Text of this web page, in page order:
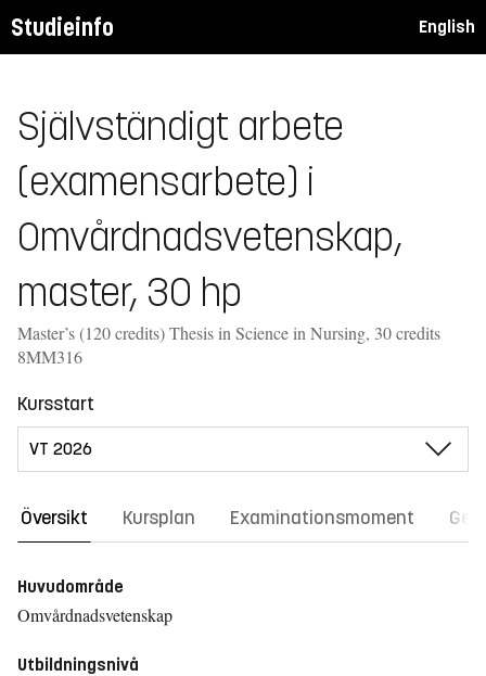
Studieinfo English
Självständigt arbete
(examensarbete) i
Omvårdnadsvetenskap,
master, 30 hp
Master’s (120 credits) Thesis in Science in Nursing, 30 credits
8MM316
Kursstart
Översikt Kursplan Examinationsmoment
Huvudområde
Omvårdnadsvetenskap
Utbildningsnivå